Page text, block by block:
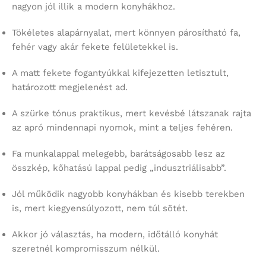
nagyon jól illik a modern konyhákhoz.
Tökéletes alapárnyalat, mert könnyen párosítható fa,
fehér vagy akár fekete felületekkel is.
A matt fekete fogantyúkkal kifejezetten letisztult,
határozott megjelenést ad.
A szürke tónus praktikus, mert kevésbé látszanak rajta
az apró mindennapi nyomok, mint a teljes fehéren.
Fa munkalappal melegebb, barátságosabb lesz az
összkép, kőhatású lappal pedig „indusztriálisabb”.
Jól működik nagyobb konyhákban és kisebb terekben
is, mert kiegyensúlyozott, nem túl sötét.
Akkor jó választás, ha modern, időtálló konyhát
szeretnél kompromisszum nélkül.